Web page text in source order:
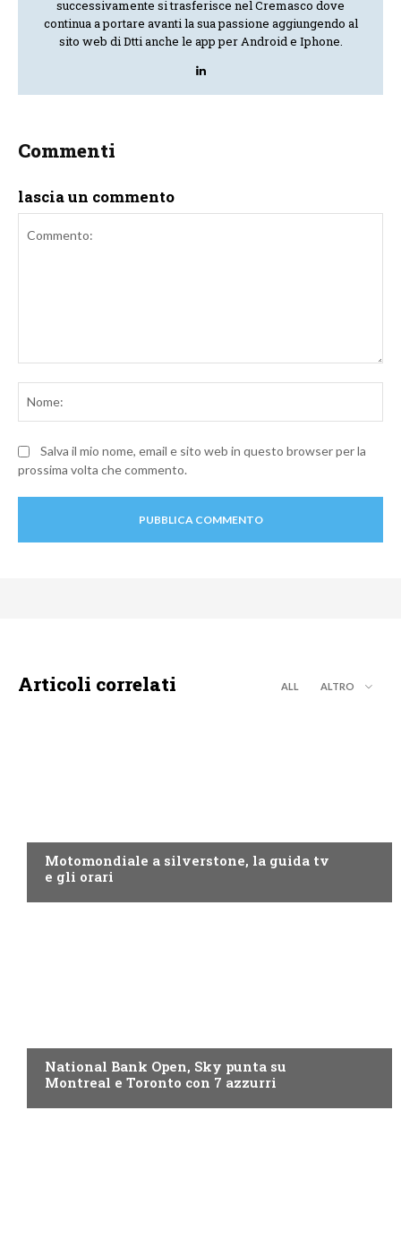
successivamente si trasferisce nel Cremasco dove
continua a portare avanti la sua passione aggiungendo al
sito web di Dtti anche le app per Android e Iphone.
Commenti
lascia un commento
Salva il mio nome, email e sito web in questo browser per la
prossima volta che commento.
Articoli correlati ALL ALTRO
Motomondiale a silverstone, la guida tv
e gli orari
National Bank Open, Sky punta su
Montreal e Toronto con 7 azzurri